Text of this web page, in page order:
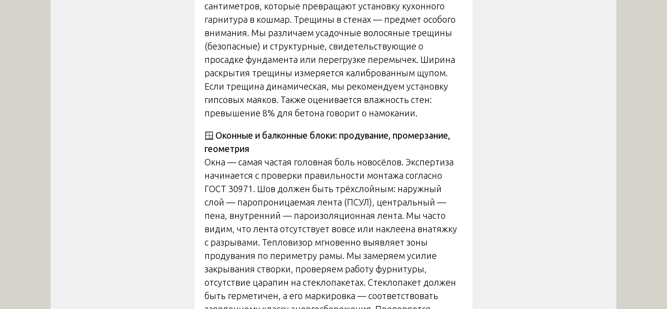
сантиметров, которые превращают установку кухонного
гарнитура в кошмар. Трещины в стенах — предмет особого
внимания. Мы различаем усадочные волосяные трещины
(безопасные) и структурные, свидетельствующие о
просадке фундамента или перегрузке перемычек. Ширина
раскрытия трещины измеряется калиброванным щупом.
Если трещина динамическая, мы рекомендуем установку
гипсовых маяков. Также оценивается влажность стен:
превышение 8% для бетона говорит о намокании.
🪟 Оконные и балконные блоки: продувание, промерзание,
геометрия
Окна — самая частая головная боль новосёлов. Экспертиза
начинается с проверки правильности монтажа согласно
ГОСТ 30971. Шов должен быть трёхслойным: наружный
слой — паропроницаемая лента (ПСУЛ), центральный —
пена, внутренний — пароизоляционная лента. Мы часто
видим, что лента отсутствует вовсе или наклеена внатяжку
с разрывами. Тепловизор мгновенно выявляет зоны
продувания по периметру рамы. Мы замеряем усилие
закрывания створки, проверяем работу фурнитуры,
отсутствие царапин на стеклопакетах. Стеклопакет должен
быть герметичен, а его маркировка — соответствовать